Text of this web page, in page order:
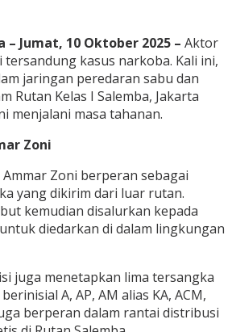
– Jumat, 10 Oktober 2025 – Aktor
tersandung kasus narkoba. Kali ini,
jaringan peredaran sabu dan
Rutan Kelas I Salemba, Jakarta
menjalani masa tahanan.
Zoni
Zoni berperan sebagai
yang dikirim dari luar rutan.
kemudian disalurkan kepada
diedarkan di dalam lingkungan
juga menetapkan lima tersangka
A, AP, AM alias KA, ACM,
berperan dalam rantai distribusi